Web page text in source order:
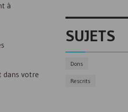
à
dans votre
SUJETS
Dons
Rescrits